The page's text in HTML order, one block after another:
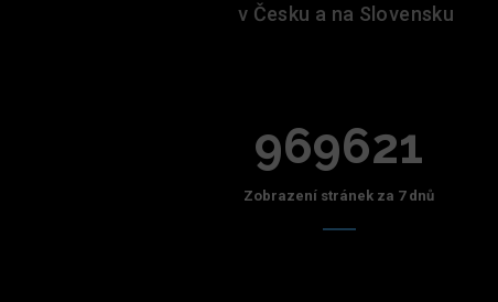
v Česku a na Slovensku
969621
Zobrazení stránek za 7 dnů